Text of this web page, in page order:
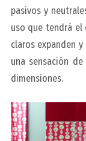
pasivos y
uso que tendrá el
claros expanden
una sensación
dimensiones.